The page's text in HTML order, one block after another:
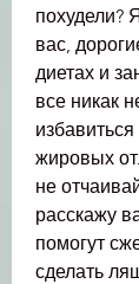
похудели?
вас,
диетах и
все никак
жировых
не
расскажу
помогут
сделать